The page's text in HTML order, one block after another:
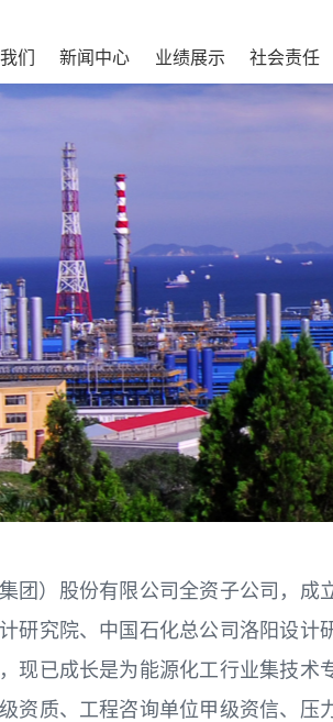
们 新闻中心 业绩展示 社会责任
团）股份有限公司全资子公司，成
研究院、中国石化总公司洛阳设计
现已成长是为能源化工行业集技术
资质、工程咨询单位甲级资信、压